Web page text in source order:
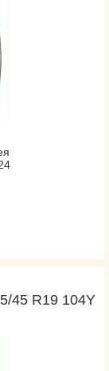
45 R19 104Y